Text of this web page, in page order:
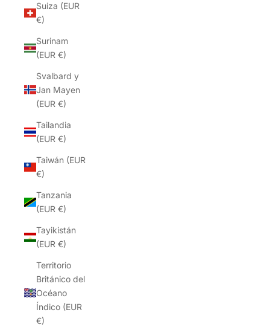
Suiza (EUR
€)
Surinam
(EUR €)
Svalbard y
Jan Mayen
(EUR €)
Tailandia
(EUR €)
Taiwán (EUR
€)
Tanzania
(EUR €)
Tayikistán
(EUR €)
Territorio
Británico del
Océano
Índico (EUR
€)